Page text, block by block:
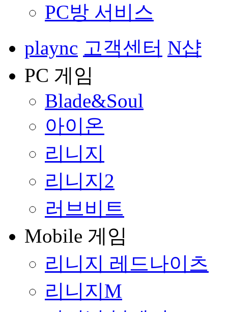
PC방 서비스
plaync 고객센터 N샵
PC 게임
Blade&Soul
아이온
리니지
리니지2
러브비트
Mobile 게임
리니지 레드나이츠
리니지M